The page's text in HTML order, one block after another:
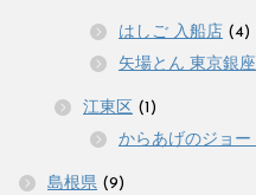
はしご 入船店 (4)
矢場とん 東京銀
江東区 (1)
からあげのジョ
島根県 (9)